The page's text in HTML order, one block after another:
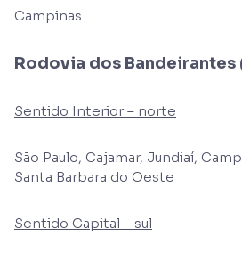
Campinas
Rodovia dos Bandeirantes
Sentido Interior – norte
São Paulo, Cajamar, Jundiaí,
Santa Barbara do Oeste
Sentido Capital – sul